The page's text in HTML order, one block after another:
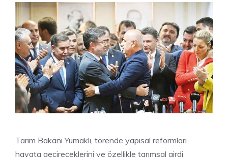
Tarım Bakanı Yumaklı, törende yapısal reformları
hayata geçireceklerini ve özellikle tarımsal girdi